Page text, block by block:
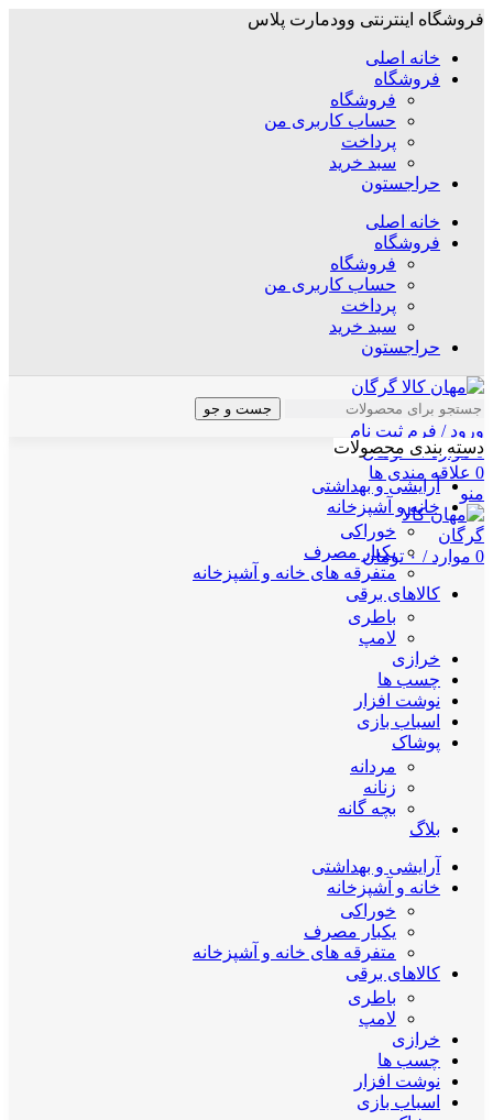
فروشگاه اینترنتی وودمارت پلاس
خانه اصلی
فروشگاه
فروشگاه
حساب کاربری من
پرداخت
سبد خرید
حراجستون
خانه اصلی
فروشگاه
فروشگاه
حساب کاربری من
پرداخت
سبد خرید
حراجستون
جست و جو
ورود / فرم ثبت نام
0 موارد / ۰ تومان
0 علاقه مندی ها
منو
0 موارد / ۰ تومان
دسته بندی محصولات
آرایشی و بهداشتی
خانه و آشپزخانه
خوراکی
یکبار مصرف
متفرقه های خانه و آشپزخانه
کالاهای برقی
باطری
لامپ
خرازی
چسب ها
نوشت افزار
اسباب بازی
پوشاک
مردانه
زنانه
بچه گانه
بلاگ
آرایشی و بهداشتی
خانه و آشپزخانه
خوراکی
یکبار مصرف
متفرقه های خانه و آشپزخانه
کالاهای برقی
باطری
لامپ
خرازی
چسب ها
نوشت افزار
اسباب بازی